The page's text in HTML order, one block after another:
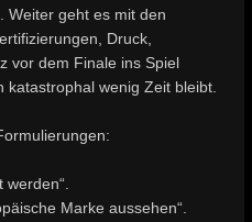
Weiter geht es mit den
Druck,
vor dem Finale ins Spiel
wenig Zeit bleibt.
werden“.
Marke aussehen“.